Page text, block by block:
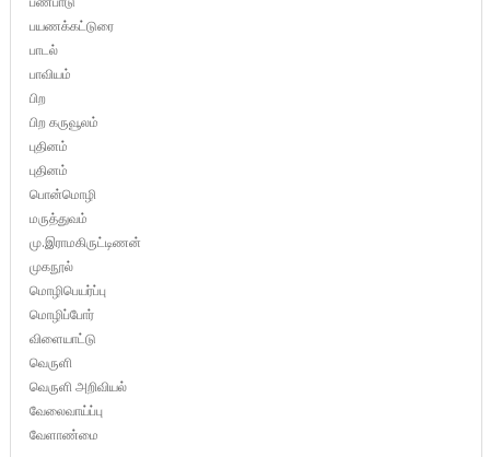
பயணக்கட்டுரை
பாடல்
பாவியம்
பிற
பிற கருவூலம்
புதினம்
புதினம்
பொன்மொழி
மருத்துவம்
மு.இராமகிருட்டிணன்
முகநூல்
மொழிபெயர்ப்பு
மொழிப்போர்
விளையாட்டு
வெருளி
வெருளி அறிவியல்
வேலைவாய்ப்பு
வேளாண்மை